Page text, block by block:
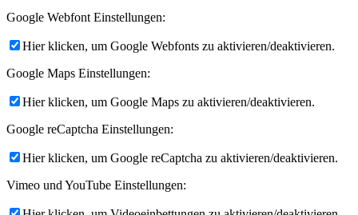
Google Webfont Einstellungen:
Hier klicken, um Google Webfonts zu aktivieren/deaktivieren.
Google Maps Einstellungen:
Hier klicken, um Google Maps zu aktivieren/deaktivieren.
Google reCaptcha Einstellungen:
Hier klicken, um Google reCaptcha zu aktivieren/deaktivieren.
Vimeo und YouTube Einstellungen: